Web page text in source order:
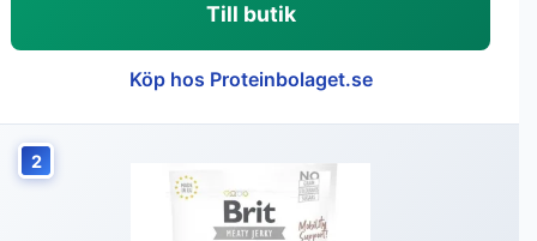
Till butik
Köp hos Proteinbolaget.se
2